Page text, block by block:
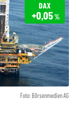
Foto: Börsenmedien AG
DAX
+0,05%